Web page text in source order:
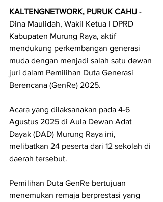
KALTENGNETWORK, PURUK CAHU -
Dina Maulidah, Wakil Ketua I DPRD
Kabupaten Murung Raya, aktif
mendukung perkembangan generasi
muda dengan menjadi salah satu dewan
juri dalam Pemilihan Duta Generasi
Berencana (GenRe) 2025.
Acara yang dilaksanakan pada 4-6
Agustus 2025 di Aula Dewan Adat
Dayak (DAD) Murung Raya ini,
melibatkan 24 peserta dari 12 sekolah di
daerah tersebut.
Pemilihan Duta GenRe bertujuan
menemukan remaja berprestasi yang